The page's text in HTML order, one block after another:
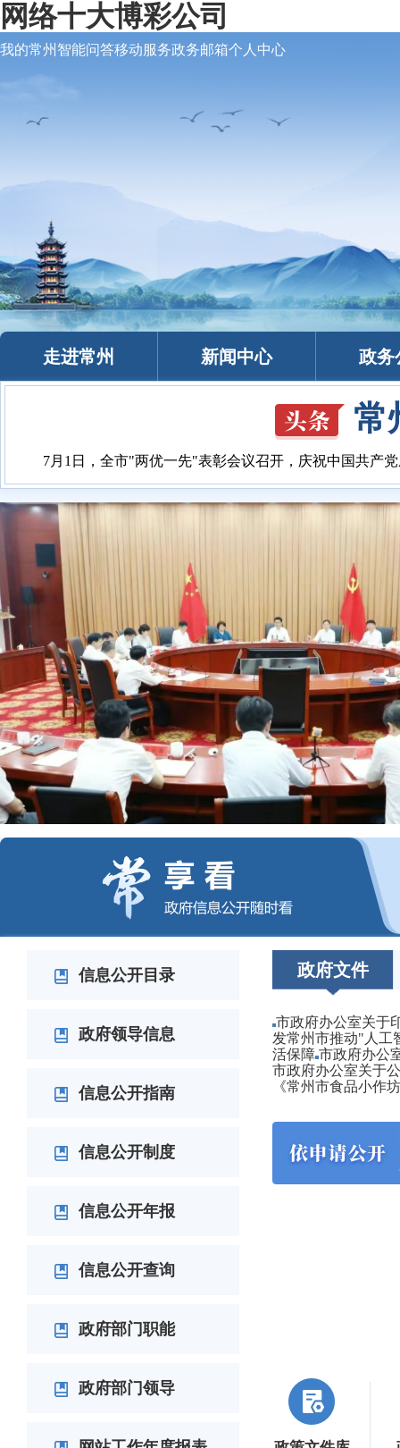
网络十大博彩公司
我的常州 智能问答移动服务政务邮箱个人中心
走进常州 新闻中心 政务
常
7月1日，全市"两优一先"表彰会议召开，庆祝中国共产
信息公开目录
政府领导信息
信息公开指南
信息公开制度
信息公开年报
信息公开查询
政府部门职能
政府部门领导
政府文件
市政府办公室关于
发常州市推动"人工
活保障 市政府办公
市政府办公室关于
《常州市食品小作